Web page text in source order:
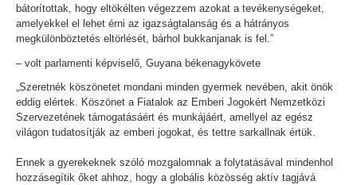
bátorítottak, hogy eltökélten végezzem azokat a tevékenységeket,
amelyekkel el lehet érni az igazságtalanság és a hátrányos
megkülönböztetés eltörlését, bárhol bukkanjanak is fel.”
– volt parlamenti képviselő, Guyana békenagykövete
„Szeretnék köszönetet mondani minden gyermek nevében, akit önök
eddig elértek. Köszönet a Fiatalok az Emberi Jogokért Nemzetközi
Szervezetének támogatásáért és munkájáért, amellyel az egész
világon tudatosítják az emberi jogokat, és tettre sarkallnak értük.
Ennek a gyerekeknek szóló mozgalomnak a folytatásával mindenhol
hozzásegítik őket ahhoz, hogy a globális közösség aktív tagjává